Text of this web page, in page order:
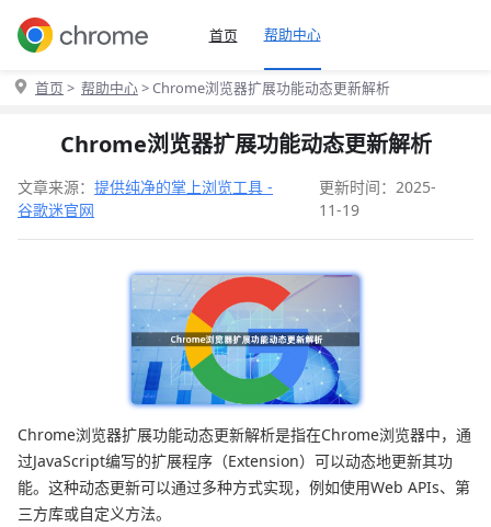
首页 帮助中心
首页 > 帮助中心> Chrome浏览器扩展功能动态更新解析
Chrome浏览器扩展功能动态更新解析
文章来源： 提供纯净的掌上浏览工具 -
谷歌迷官网
更新时间：2025-
11-19
Chrome浏览器扩展功能动态更新解析是指在Chrome浏览器中，通
过JavaScript编写的扩展程序（Extension）可以动态地更新其功
能。这种动态更新可以通过多种方式实现，例如使用Web APIs、第
三方库或自定义方法。